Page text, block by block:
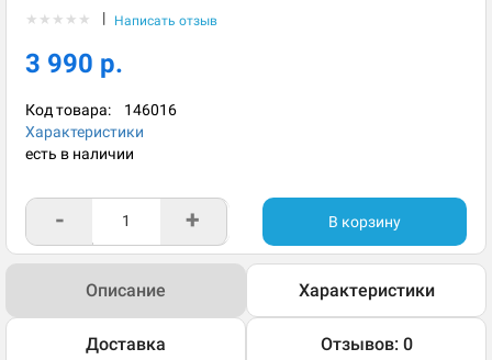
★ ★ ★ ★ ★ | Написать отзыв
3 990 р.
Код товара: 146016
Характеристики
есть в наличии
- + В корзину
Описание Характеристики
Доставка Отзывов: 0